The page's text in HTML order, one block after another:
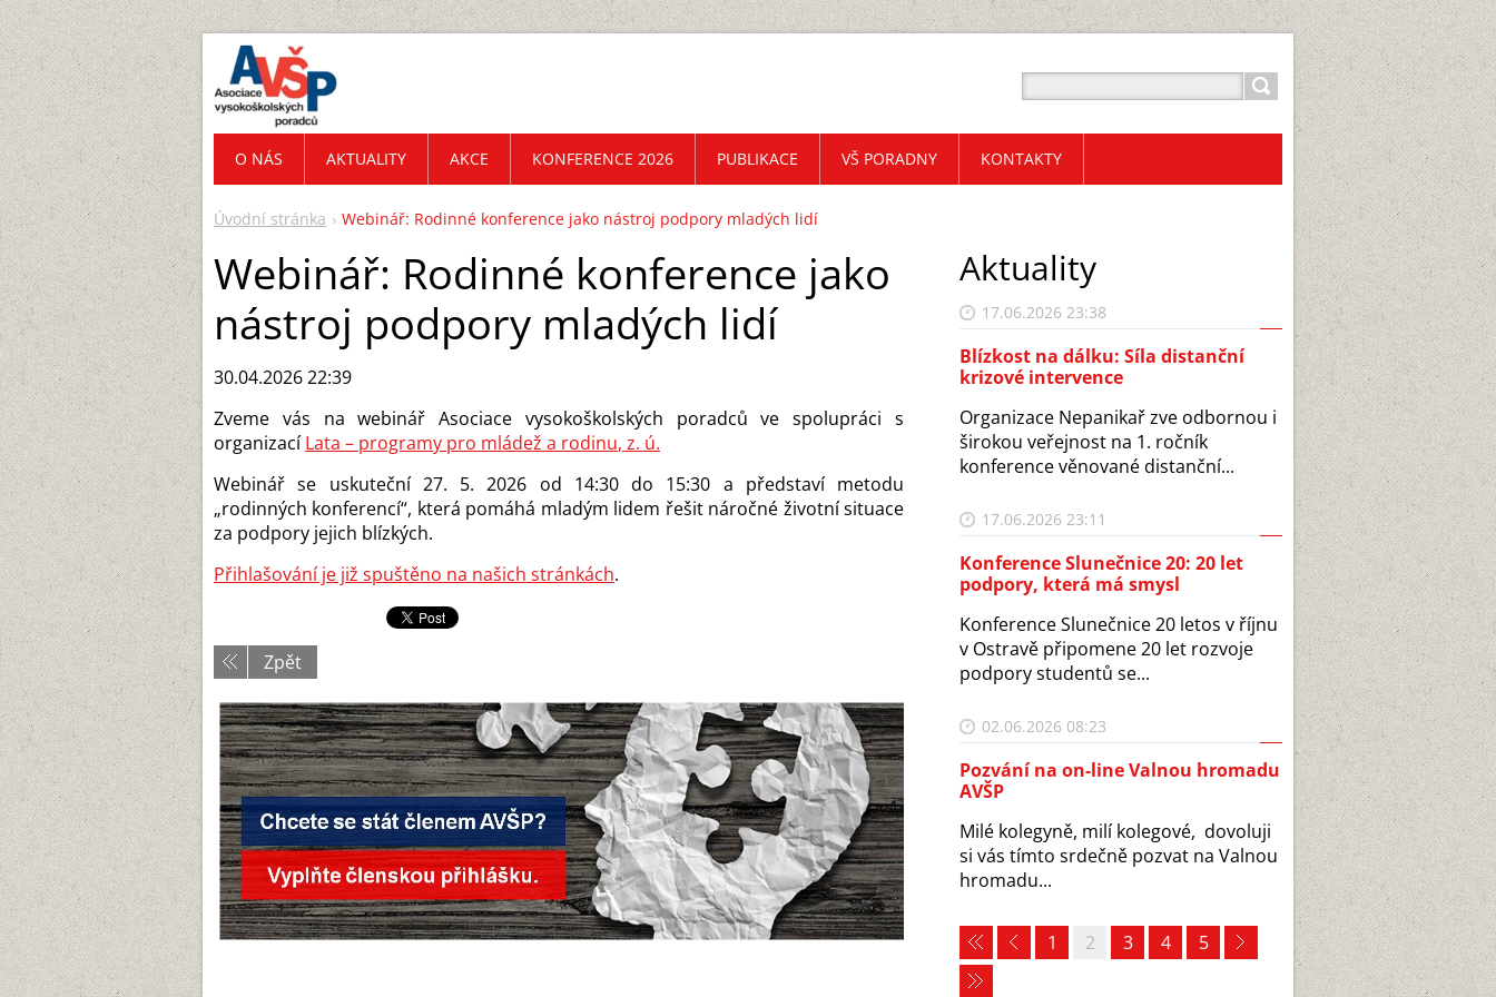
Úvodní stránka Webinář: Rodinné konference jako nástroj podpory mladých lidí
Webinář: Rodinné konference jako
nástroj podpory mladých lidí
30.04.2026 22:39
Zveme vás na webinář Asociace vysokoškolských poradců ve spolupráci s
organizacíLata – programy pro mládež a rodinu, z. ú.
Webinář se uskuteční 27. 5. 2026 od 14:30 do 15:30 a představí metodu
„rodinných konferencí“, která pomáhá mladým lidem řešit náročné životní situace
za podpory jejich blízkých.
Přihlašování je již spuštěno na našich stránkách.
Zpět
Aktuality
17.06.2026 23:38
Blízkost na dálku: Síla distanční
krizové intervence
Organizace Nepanikař zve odbornou i
širokou veřejnost na 1. ročník
konference věnované distanční...
17.06.2026 23:11
Konference Slunečnice 20: 20 let
podpory, která má smysl
Konference Slunečnice 20 letos v říjnu
v Ostravě připomene 20 let rozvoje
podpory studentů se...
02.06.2026 08:23
Pozvání na on-line Valnou hromadu
AVŠP
Milé kolegyně, milí kolegové, dovoluji
si vás tímto srdečně pozvat na Valnou
hromadu...
1 2 3 4 5
O NÁS AKTUALITY AKCE KONFERENCE 2026 PUBLIKACE VŠ PORADNY KONTAKTY